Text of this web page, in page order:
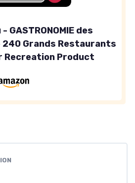
GASTRONOMIE des
240 Grands Restaurants
Recreation Product